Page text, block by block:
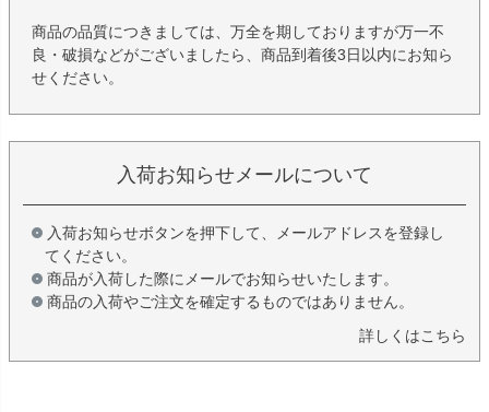
商品の品質につきましては、万全を期しておりますが万一不
良・破損などがございましたら、商品到着後3日以内にお知ら
せください。
入荷お知らせメールについて
入荷お知らせボタンを押下して、メールアドレスを登録し
てください。
商品が入荷した際にメールでお知らせいたします。
商品の入荷やご注文を確定するものではありません。
詳しくはこちら